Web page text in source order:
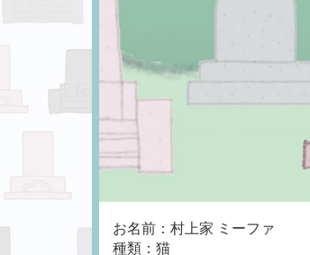
お名前：村上家 ミーファ
種類：猫